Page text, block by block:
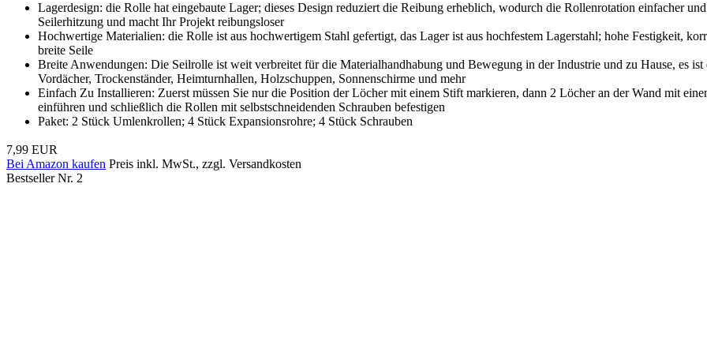
Lagerdesign: die Rolle hat eingebaute Lager; dieses Design reduziert die Reibung erheblich, wodurch die Rollenrotation einfacher
Seilerhitzung und macht Ihr Projekt reibungsloser
Hochwertige Materialien: die Rolle ist aus hochwertigem Stahl gefertigt, das Lager ist aus hochfestem Lagerstahl; hohe Festigkeit,
breite Seile
Breite Anwendungen: Die Seilrolle ist weit verbreitet für die Materialhandhabung und Bewegung in der Industrie und zu Hause, es
Vordächer, Trockenständer, Heimturnhallen, Holzschuppen, Sonnenschirme und mehr
Einfach Zu Installieren: Zuerst müssen Sie nur die Position der Löcher mit einem Stift markieren, dann 2 Löcher an der Wand mit
einführen und schließlich die Rollen mit selbstschneidenden Schrauben befestigen
Paket: 2 Stück Umlenkrollen; 4 Stück Expansionsrohre; 4 Stück Schrauben
7,99 EUR
Bei Amazon kaufen Preis inkl. MwSt., zzgl. Versandkosten
Bestseller Nr. 2